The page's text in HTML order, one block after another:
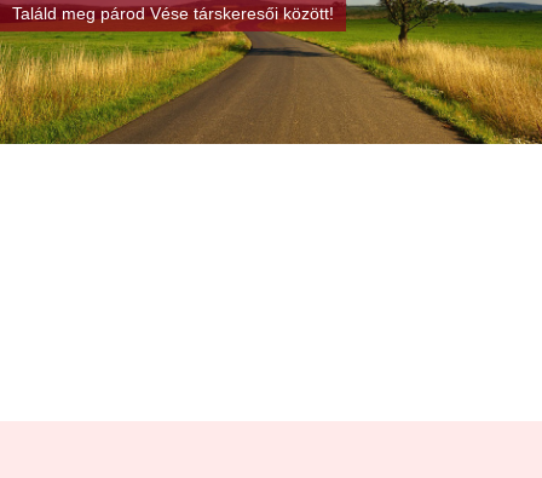
Találd meg párod Vése társkeresői között!